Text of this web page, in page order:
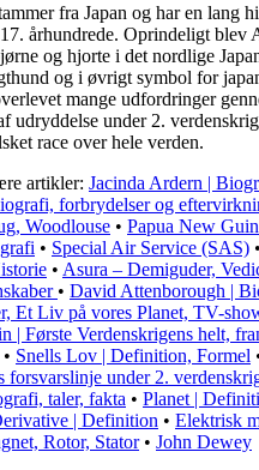
fra Japan og har en lang
århundrede. Oprindeligt blev
og hjorte i det nordlige
og i øvrigt symbol for
mange udfordringer
udryddelse under 2.
race over hele verden.
artikler: Jacinda Ardern |
forbrydelser og
Woodlouse • Papua New
• Special Air Service (SAS) •
• Asura – Demiguder,
• David Attenborough |
Et Liv på vores Planet, TV-
| Første Verdenskrigens helt,
• Snells Lov | Definition, Formel
forsvarslinje under 2.
taler, fakta • Planet |
| Definition • Elektrisk
Rotor, Stator• John Dewey